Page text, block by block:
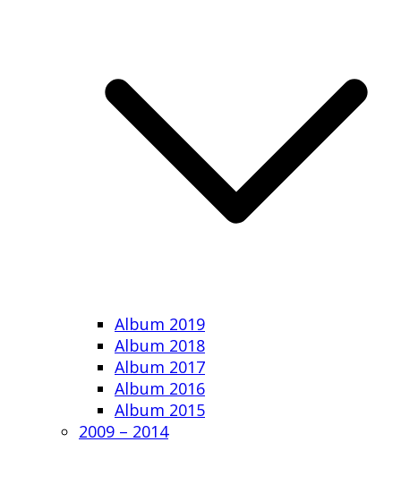
Album 2019
Album 2018
Album 2017
Album 2016
Album 2015
2009 – 2014